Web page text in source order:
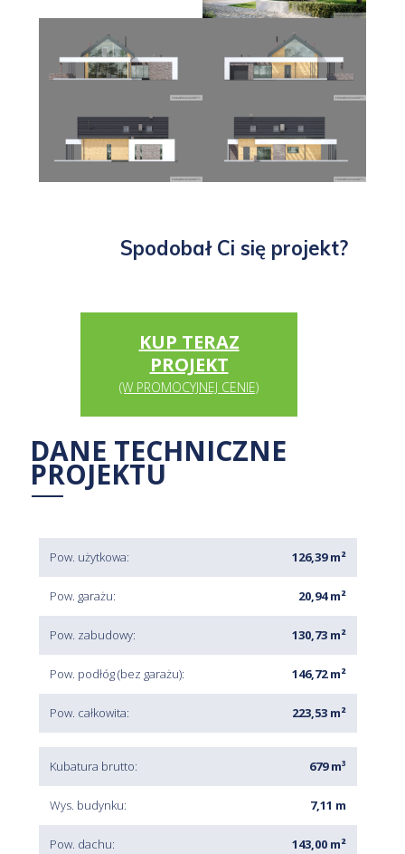
Spodobał Ci się projekt?
KUP TERAZ
PROJEKT
(W PROMOCYJNEJ CENIE)
DANE TECHNICZNE
PROJEKTU
Pow. użytkowa: 126,39 m²
Pow. garażu: 20,94 m²
Pow. zabudowy: 130,73 m²
Pow. podłóg (bez garażu): 146,72 m²
Pow. całkowita: 223,53 m²
Kubatura brutto: 679 m³
Wys. budynku: 7,11 m
Pow. dachu: 143,00 m²